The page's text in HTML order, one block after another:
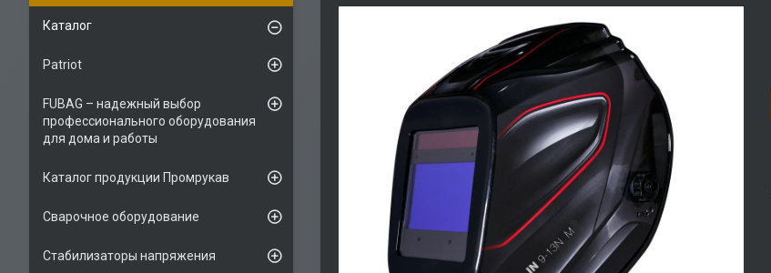
Каталог
Patriot
FUBAG – надежный выбор
профессионального оборудования
для дома и работы
Каталог продукции Промрукав
Сварочное оборудование
Стабилизаторы напряжения